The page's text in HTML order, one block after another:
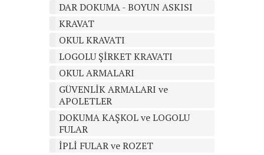
DAR DOKUMA - BOYUN ASKISI
KRAVAT
OKUL KRAVATI
LOGOLU ŞİRKET KRAVATI
OKUL ARMALARI
GÜVENLİK ARMALARI ve
APOLETLER
DOKUMA KAŞKOL ve LOGOLU
FULAR
İPLİ FULAR ve ROZET